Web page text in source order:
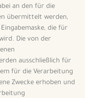
an den für die
übermittelt werden,
die für
Die von der
ausschließlich für
für die Verarbeitung
Zwecke erhoben und